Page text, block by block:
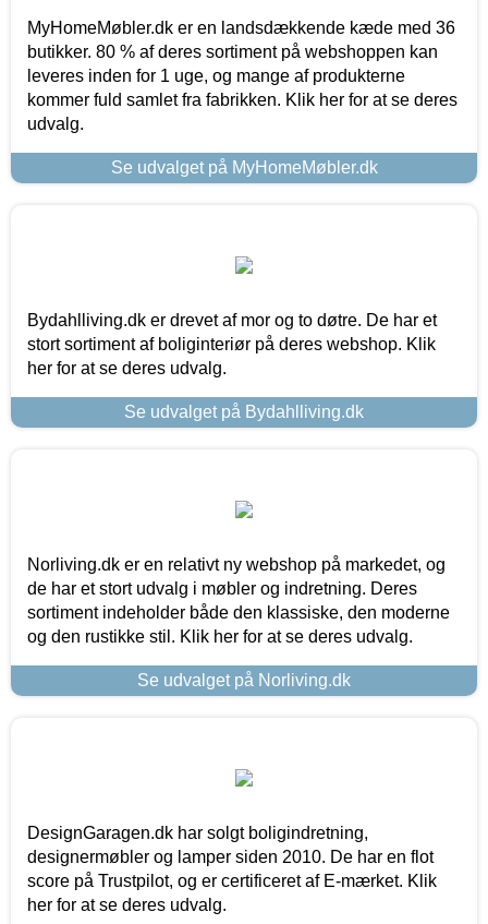
MyHomeMøbler.dk er en landsdækkende kæde med 36
butikker. 80 % af deres sortiment på webshoppen kan
leveres inden for 1 uge, og mange af produkterne
kommer fuld samlet fra fabrikken. Klik her for at se deres
udvalg.
Se udvalget på MyHomeMøbler.dk
Bydahlliving.dk er drevet af mor og to døtre. De har et
stort sortiment af boliginteriør på deres webshop. Klik
her for at se deres udvalg.
Se udvalget på Bydahlliving.dk
Norliving.dk er en relativt ny webshop på markedet, og
de har et stort udvalg i møbler og indretning. Deres
sortiment indeholder både den klassiske, den moderne
og den rustikke stil. Klik her for at se deres udvalg.
Se udvalget på Norliving.dk
DesignGaragen.dk har solgt boligindretning,
designermøbler og lamper siden 2010. De har en flot
score på Trustpilot, og er certificeret af E-mærket. Klik
her for at se deres udvalg.